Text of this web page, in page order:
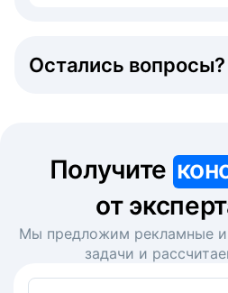
Остались вопросы?
Получите
от
Мы предложим рекламные
задачи и